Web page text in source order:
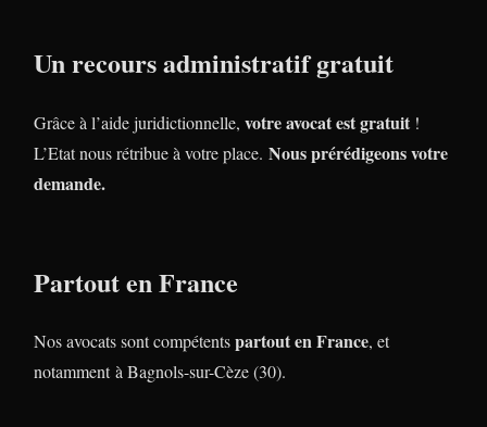
Un recours administratif gratuit
Grâce à l’aide juridictionnelle, votre avocat est gratuit !
L’Etat nous rétribue à votre place. Nous prérédigeons votre
demande.
Partout en France
Nos avocats sont compétentspartout en France, et
notamment à Bagnols-sur-Cèze (30).